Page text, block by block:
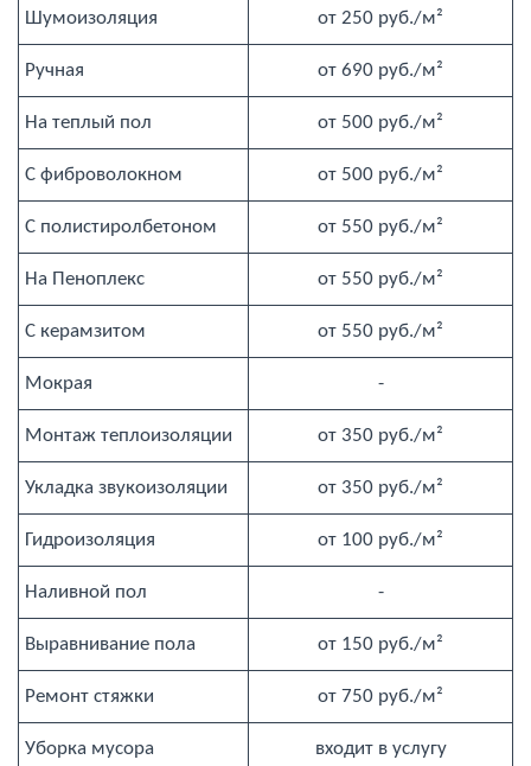
Шумоизоляция от 250 руб./м²
Ручная от 690 руб./м²
На теплый пол от 500 руб./м²
С фиброволокном от 500 руб./м²
С полистиролбетоном от 550 руб./м²
На Пеноплекс от 550 руб./м²
С керамзитом от 550 руб./м²
Мокрая -
Монтаж теплоизоляции от 350 руб./м²
Укладка звукоизоляции от 350 руб./м²
Гидроизоляция от 100 руб./м²
Наливной пол -
Выравнивание пола от 150 руб./м²
Ремонт стяжки от 750 руб./м²
Уборка мусора входит в услугу